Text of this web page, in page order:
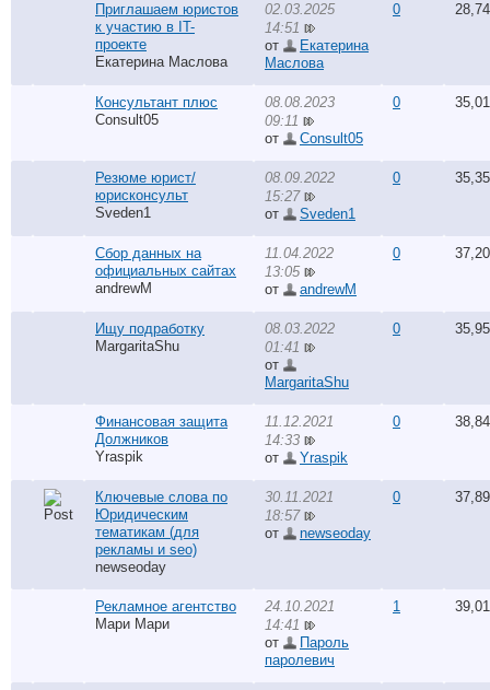
Приглашаем юристов
к участию в IT-
проекте
Екатерина Маслова
02.03.2025
14:51
от
Екатерина
Маслова
0
Консультант плюс
Consult05
08.08.2023
09:11
от
Consult05
0
Резюме юрист/
юрисконсульт
Sveden1
08.09.2022
15:27
от
Sveden1
0
Сбор данных на
официальных сайтах
andrewM
11.04.2022
13:05
от
andrewM
0
Ищу подработку
MargaritaShu
08.03.2022
01:41
от
MargaritaShu
0
Финансовая защита
Должников
Yraspik
11.12.2021
14:33
от
Yraspik
0
Ключевые слова по
Юридическим
тематикам (для
рекламы и seo)
newseoday
30.11.2021
18:57
от
newseoday
0
Рекламное агентство
Мари Мари
24.10.2021
14:41
от
Пароль
паролевич
1